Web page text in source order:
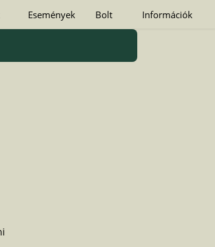
Események Bolt Információk